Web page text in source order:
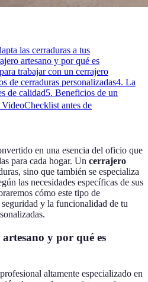
las cerraduras a tus
artesano y por qué es
trabajar con un cerrajero
de cerraduras personalizadas4. La
de calidad5. Beneficios de un
VideoChecklist antes de
en una esencia del oficio que
para cada hogar. Un cerrajero
sino que también se especializa
las necesidades específicas de sus
cómo este tipo de
y la funcionalidad de tu
y por qué es
altamente especializado en